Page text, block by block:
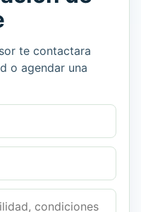
te contactara
o agendar una